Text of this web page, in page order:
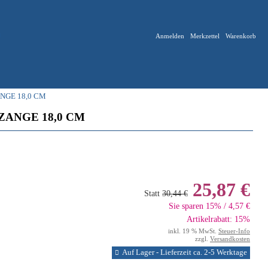
Anmelden Merkzettel Warenkorb
18,0 CM
18,0 CM
Statt 30,44 € 25,87 €
Sie sparen 15% / 4,57 €
Artikelrabatt: 15%
inkl. 19 % MwSt. Steuer-Info
zzgl. Versandkosten
Auf Lager - Lieferzeit ca. 2-5 Werktage